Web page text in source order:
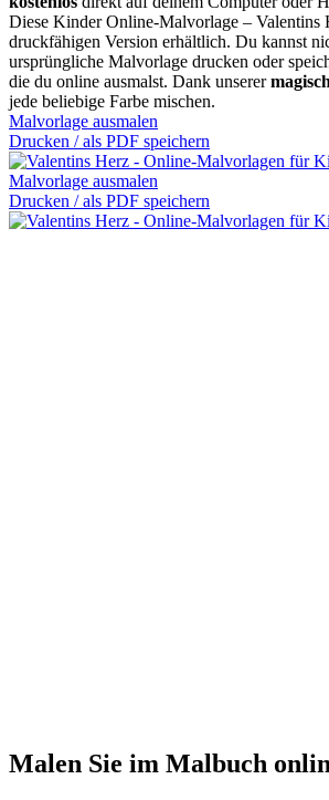
Diese Kinder Online-Malvorlage – Valentins
druckfähigen Version erhältlich. Du kannst
ursprüngliche Malvorlage drucken oder
die du online ausmalst. Dank unserer
jede beliebige Farbe mischen.
Malvorlage ausmalen
Drucken / als PDF speichern
Malvorlage ausmalen
Drucken / als PDF speichern
Malen Sie im Malbuch